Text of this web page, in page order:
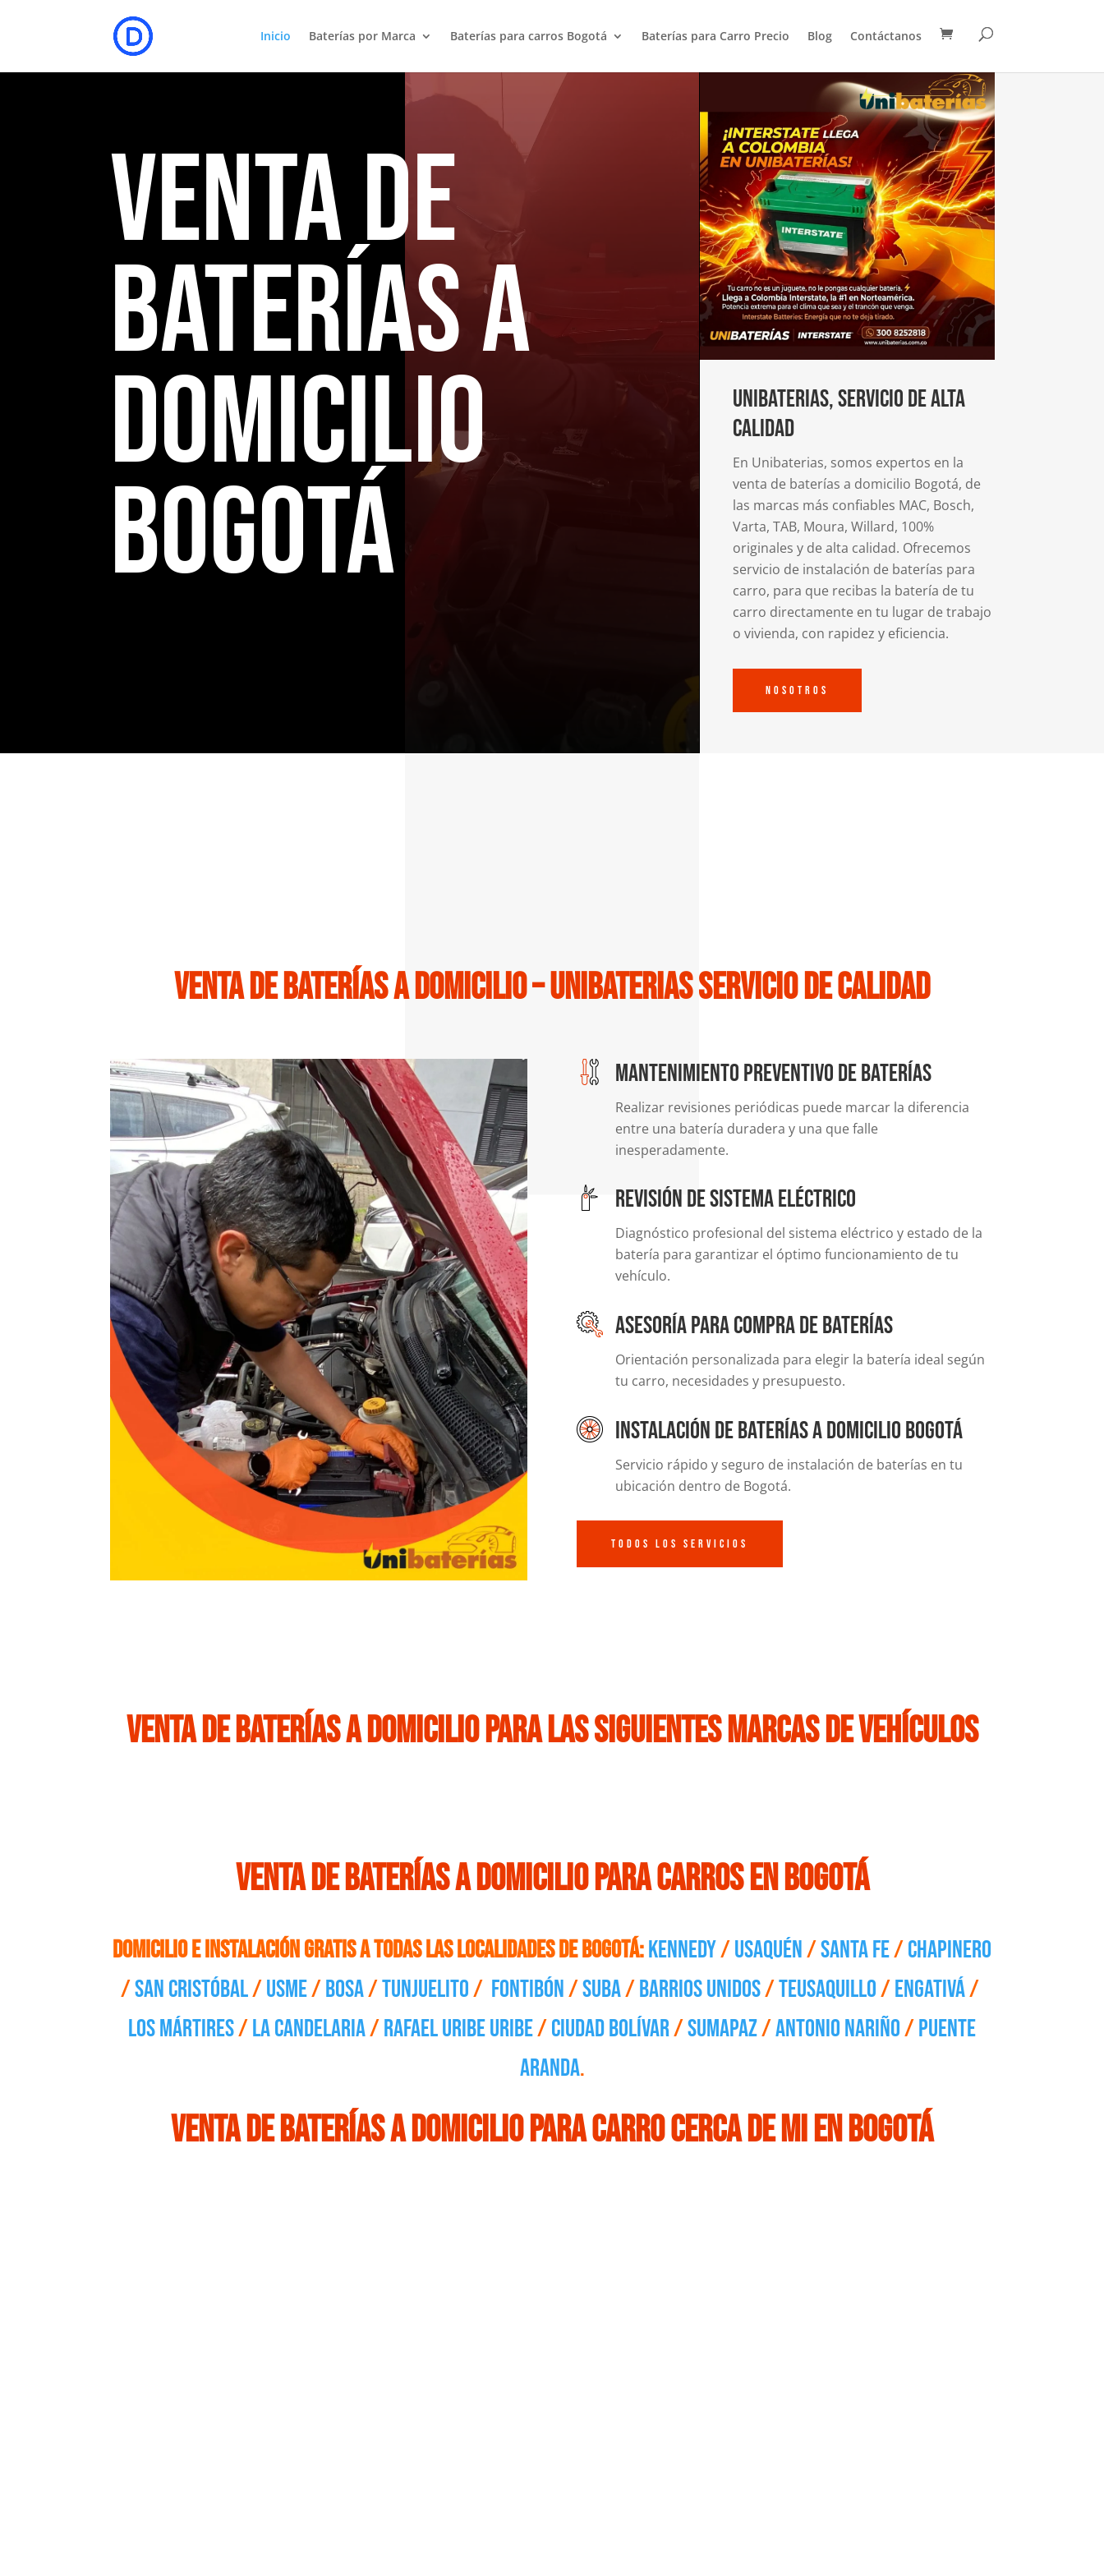
Inicio Baterías por Marca Baterías para carros Bogotá Baterías para Carro Precio Blog Contáctanos
Venta de
Baterías a
Domicilio
Bogotá
UNIBATERIAS, SERVICIO DE ALTA
CALIDAD
En Unibaterias, somos expertos en la
venta de baterías a domicilio Bogotá, de
las marcas más confiables MAC, Bosch,
Varta, TAB, Moura, Willard, 100%
originales y de alta calidad. Ofrecemos
servicio de instalación de baterías para
carro, para que recibas la batería de tu
carro directamente en tu lugar de trabajo
o vivienda, con rapidez y eficiencia.
Nosotros
Venta de baterías a domicilio – Unibaterias servicio de calidad
Mantenimiento Preventivo de Baterías
Realizar revisiones periódicas puede marcar la diferencia
entre una batería duradera y una que falle
inesperadamente.
Revisión de sistema eléctrico
Diagnóstico profesional del sistema eléctrico y estado de la
batería para garantizar el óptimo funcionamiento de tu
vehículo.
Asesoría para compra de baterías
Orientación personalizada para elegir la batería ideal según
tu carro, necesidades y presupuesto.
Instalación de baterías a domicilio Bogotá
Servicio rápido y seguro de instalación de baterías en tu
ubicación dentro de Bogotá.
Todos los Servicios
Venta de baterías a domicilio para las siguientes marcas de Vehículos
venta de baterías a domicilio para carros en Bogotá
Domicilio e Instalación gratis a todas las localidades de Bogotá:Kennedy/Usaquén/Santa Fe/Chapinero
/San Cristóbal/Usme/Bosa/Tunjuelito/ Fontibón/Suba/Barrios Unidos/Teusaquillo/Engativá/
Los Mártires/La Candelaria/Rafael Uribe Uribe/Ciudad Bolívar/Sumapaz/Antonio Nariño/Puente
Aranda.
Venta de baterías a domicilio para carro cerca de mi en Bogotá